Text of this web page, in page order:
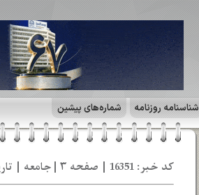
شناسنامه روزنامه شماره‌های پیشین
کد خبر: 16351 | صفحه ۳ | جامعه | تاریخ: 15 مه‍ 1402